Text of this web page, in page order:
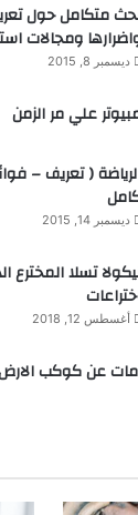
متكامل حول
ومجالات
ديسمبر 8, 2015
علي مر الزمن
( تعريف –
ديسمبر 14, 2015
أغسطس 12, 2018
عن كوكب